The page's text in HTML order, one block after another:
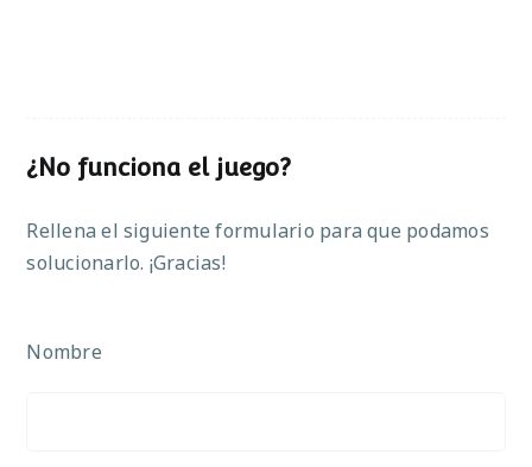
¿No funciona el juego?
Rellena el siguiente formulario para que podamos
solucionarlo. ¡Gracias!
Nombre